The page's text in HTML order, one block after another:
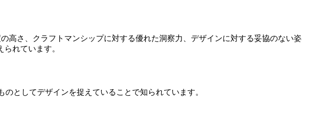
高さ、クラフトマンシップに対する優れた洞察力、デザインに対する妥協のない姿
れています。
としてデザインを捉えていることで知られています。